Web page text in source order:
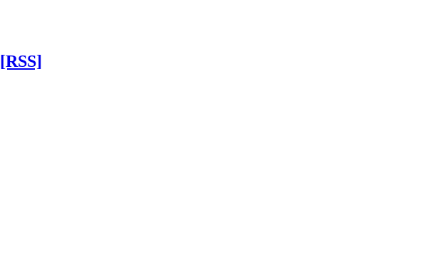
[RSS]